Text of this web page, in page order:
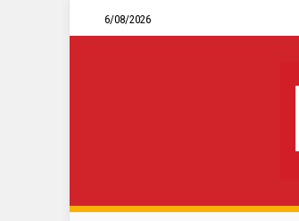
6/08/2026